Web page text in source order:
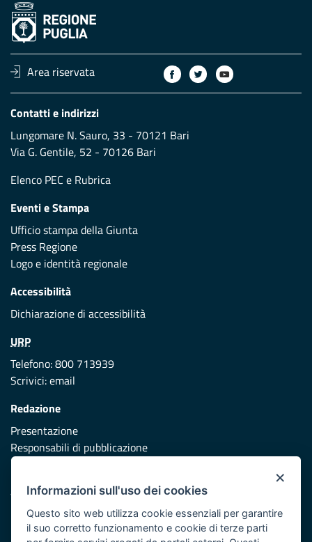
Area riservata
Contatti e indirizzi
Lungomare N. Sauro, 33 - 70121 Bari
Via G. Gentile, 52 - 70126 Bari
Elenco PEC e Rubrica
Eventi e Stampa
Ufficio stampa della Giunta
Press Regione
Logo e identità regionale
Accessibilità
Dichiarazione di accessibilità
URP
Telefono: 800 713939
Scrivici:email
Redazione
Presentazione
Responsabili di pubblicazione
Vai al sito di Protezione Civile Puglia
Iniziativa finanziata con risorse del POR Puglia 2014/2020 -
×
Informazioni sull'uso dei cookies
Questo sito web utilizza cookie essenziali per garantire
il suo corretto funzionamento e cookie di terze parti